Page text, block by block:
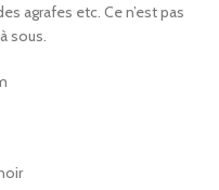
agrafes etc. Ce n’est pas
sous.